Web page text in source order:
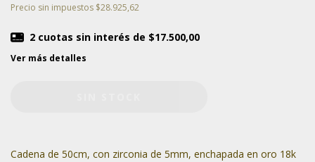
Precio sin impuestos $28.925,62
2 cuotas sin interés de $17.500,00
Ver más detalles
Cadena de 50cm, con zirconia de 5mm, enchapada en oro 18k